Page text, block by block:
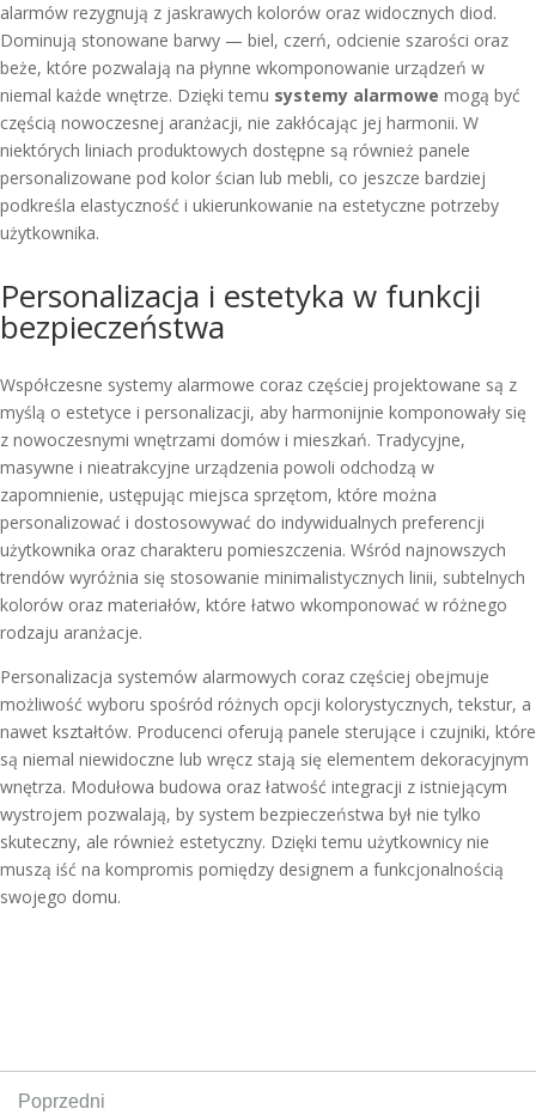
alarmów rezygnują z jaskrawych kolorów oraz widocznych diod.
Dominują stonowane barwy — biel, czerń, odcienie szarości oraz
beże, które pozwalają na płynne wkomponowanie urządzeń w
niemal każde wnętrze. Dzięki temu systemy alarmowe mogą być
częścią nowoczesnej aranżacji, nie zakłócając jej harmonii. W
niektórych liniach produktowych dostępne są również panele
personalizowane pod kolor ścian lub mebli, co jeszcze bardziej
podkreśla elastyczność i ukierunkowanie na estetyczne potrzeby
użytkownika.
Personalizacja i estetyka w funkcji
bezpieczeństwa
Współczesne systemy alarmowe coraz częściej projektowane są z
myślą o estetyce i personalizacji, aby harmonijnie komponowały się
z nowoczesnymi wnętrzami domów i mieszkań. Tradycyjne,
masywne i nieatrakcyjne urządzenia powoli odchodzą w
zapomnienie, ustępując miejsca sprzętom, które można
personalizować i dostosowywać do indywidualnych preferencji
użytkownika oraz charakteru pomieszczenia. Wśród najnowszych
trendów wyróżnia się stosowanie minimalistycznych linii, subtelnych
kolorów oraz materiałów, które łatwo wkomponować w różnego
rodzaju aranżacje.
Personalizacja systemów alarmowych coraz częściej obejmuje
możliwość wyboru spośród różnych opcji kolorystycznych, tekstur, a
nawet kształtów. Producenci oferują panele sterujące i czujniki, które
są niemal niewidoczne lub wręcz stają się elementem dekoracyjnym
wnętrza. Modułowa budowa oraz łatwość integracji z istniejącym
wystrojem pozwalają, by system bezpieczeństwa był nie tylko
skuteczny, ale również estetyczny. Dzięki temu użytkownicy nie
muszą iść na kompromis pomiędzy designem a funkcjonalnością
swojego domu.
Poprzedni